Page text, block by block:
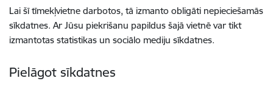
Lai šī tīmekļvietne darbotos, tā izmanto obligāti nepieciešamās
sīkdatnes. Ar Jūsu piekrišanu papildus šajā vietnē var tikt
izmantotas statistikas un sociālo mediju sīkdatnes.
Pielāgot sīkdatnes